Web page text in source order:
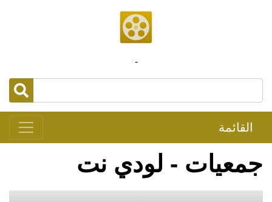
-
القائمة
جمعيات - لودي نت